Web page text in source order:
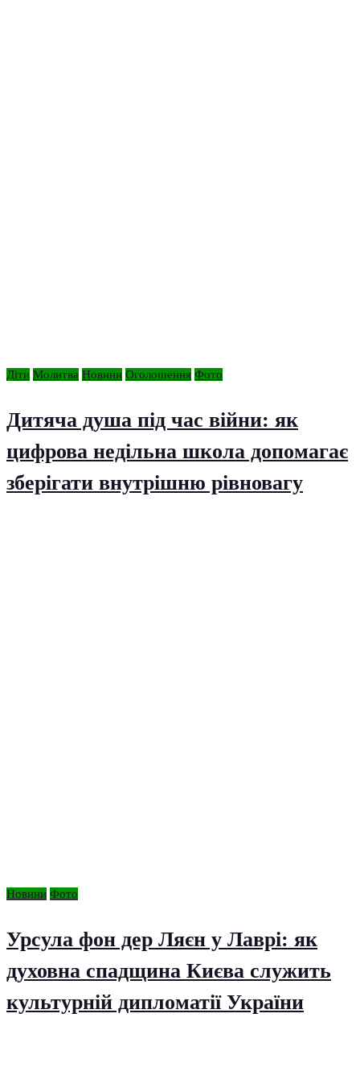
Діти Молитва Новини Оголошення Фото
Дитяча душа під час війни: як
цифрова недільна школа допомагає
зберігати внутрішню рівновагу
Новини Фото
Урсула фон дер Ляєн у Лаврі: як
духовна спадщина Києва служить
культурній дипломатії України